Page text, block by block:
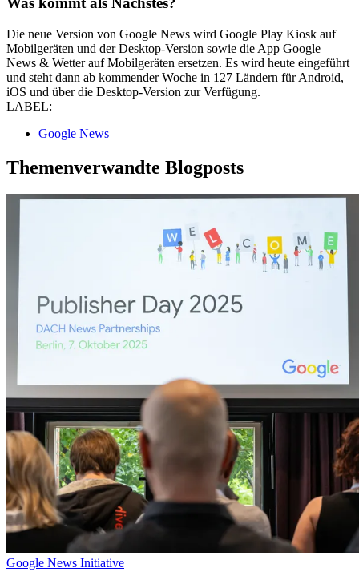
Die neue Version von Google News wird Google Play Kiosk auf
Mobilgeräten und der Desktop-Version sowie die App Google
News & Wetter auf Mobilgeräten ersetzen. Es wird heute eingeführt
und steht dann ab kommender Woche in 127 Ländern für Android,
iOS und über die Desktop-Version zur Verfügung.
LABEL:
Google News
Themenverwandte Blogposts
Google News Initiative